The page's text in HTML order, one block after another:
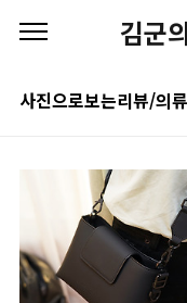
김군
사진으로보는리뷰/의